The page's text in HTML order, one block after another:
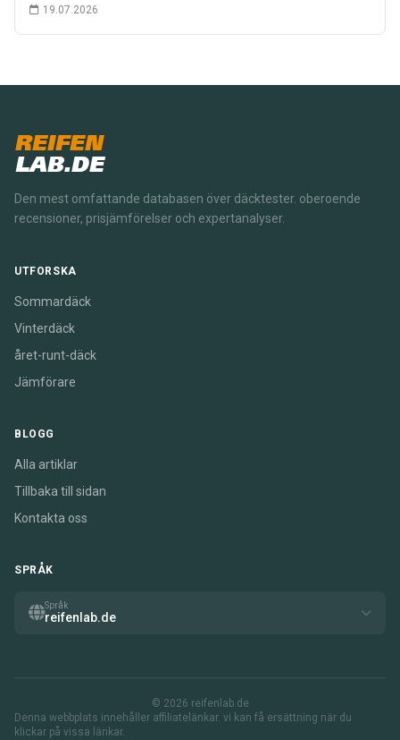
19.07.2026
REIFEN
LAB.DE
Den mest omfattande databasen över däcktester. oberoende
recensioner, prisjämförelser och expertanalyser.
UTFORSKA
Sommardäck
Vinterdäck
året-runt-däck
Jämförare
BLOGG
Alla artiklar
Tillbaka till sidan
Kontakta oss
SPRÅK
Språk
reifenlab.de
© 2026 reifenlab.de
Denna webbplats innehåller affiliatelänkar. vi kan få ersättning när du
klickar på vissa länkar.